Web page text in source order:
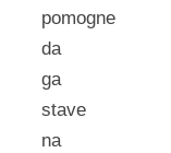
pomogne
da
ga
stave
na